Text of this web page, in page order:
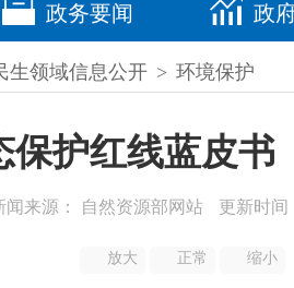
政务要闻 政
生领域信息公开 > 环境保护
保护红线蓝皮书
闻来源： 自然资源部网站 更新时间
放大 正常 缩小